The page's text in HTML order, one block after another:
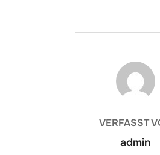
VERFASST
admin